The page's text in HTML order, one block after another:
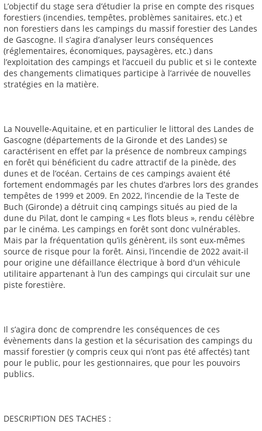
L’objectif du stage sera d’étudier la prise en compte des risques
forestiers (incendies, tempêtes, problèmes sanitaires, etc.) et
non forestiers dans les campings du massif forestier des Landes
de Gascogne. Il s’agira d’analyser leurs conséquences
(réglementaires, économiques, paysagères, etc.) dans
l’exploitation des campings et l’accueil du public et si le contexte
des changements climatiques participe à l’arrivée de nouvelles
stratégies en la matière.
La Nouvelle-Aquitaine, et en particulier le littoral des Landes de
Gascogne (départements de la Gironde et des Landes) se
caractérisent en effet par la présence de nombreux campings
en forêt qui bénéficient du cadre attractif de la pinède, des
dunes et de l’océan. Certains de ces campings avaient été
fortement endommagés par les chutes d’arbres lors des grandes
tempêtes de 1999 et 2009. En 2022, l’incendie de la Teste de
Buch (Gironde) a détruit cinq campings situés au pied de la
dune du Pilat, dont le camping « Les flots bleus », rendu célèbre
par le cinéma. Les campings en forêt sont donc vulnérables.
Mais par la fréquentation qu’ils génèrent, ils sont eux-mêmes
source de risque pour la forêt. Ainsi, l’incendie de 2022 avait-il
pour origine une défaillance électrique à bord d'un véhicule
utilitaire appartenant à l’un des campings qui circulait sur une
piste forestière.
Il s’agira donc de comprendre les conséquences de ces
évènements dans la gestion et la sécurisation des campings du
massif forestier (y compris ceux qui n’ont pas été affectés) tant
pour le public, pour les gestionnaires, que pour les pouvoirs
publics.
DESCRIPTION DES TACHES :